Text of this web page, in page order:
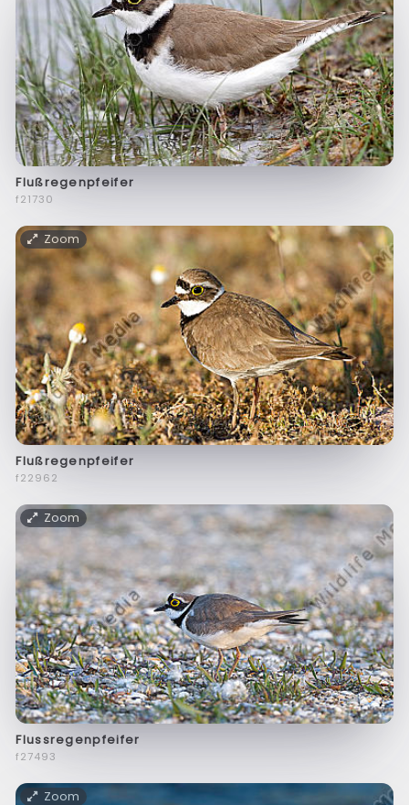
Flußregenpfeifer
f21730
Zoom
Flußregenpfeifer
f22962
Zoom
Flussregenpfeifer
f27493
Zoom